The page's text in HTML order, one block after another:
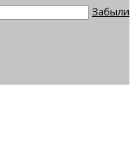
Забыли